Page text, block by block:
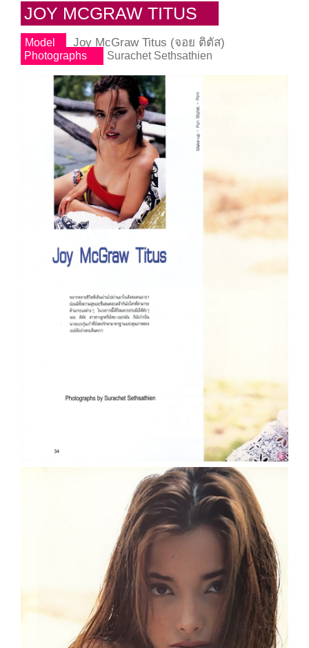
JOY MCGRAW TITUS
Model Joy McGraw Titus (จอย ติตัส)
Photographs Surachet Sethsathien